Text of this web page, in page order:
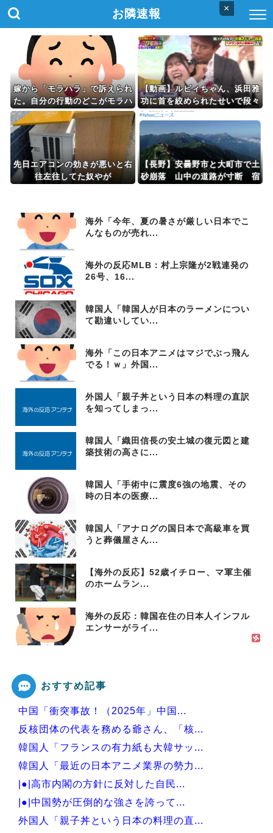
×
お隣速報
嫁から「モラハラ」で訴えられ
た。自分の行動のどこがモラハ
ラなのかわからないから教えて
ほしい
【動画】ルビィちゃん、浜田雅
功に首を絞められたせいで段々
おかしな仕事が増える
先日エアコンの効きが悪いと右
往左往してた奴やが
【長野】安曇野市と大町市で土
砂崩落 山中の道路が寸断 宿
海外「今年、夏の暑さが厳しい日本でこ
んなものが売れ...
海外の反応MLB：村上宗隆が2戦連発の
26号、16...
韓国人「韓国人が日本のラーメンについ
て勘違いしてい...
海外「この日本アニメはマジでぶっ飛ん
でる！ｗ」外国...
外国人「親子丼という日本の料理の直訳
を知ってしまっ...
韓国人「織田信長の安土城の復元図と建
築技術の高さに...
韓国人「手術中に震度6強の地震、その
時の日本の医療...
韓国人「アナログの国日本で高級車を買
うと葬儀屋さん...
【海外の反応】52歳イチロー、マ軍主催
のホームラン...
海外の反応：韓国在住の日本人インフル
エンサーがライ...
おすすめ記事
中国「衝突事故！（2025年」中国...
反核団体の代表を務める爺さん、「核...
韓国人「フランスの有力紙も大韓サッ...
韓国人「最近の日本アニメ業界の勢力...
|●|高市内閣の方針に反対した自民...
|●|中国勢が圧倒的な強さを誇って...
外国人「親子丼という日本の料理の直...